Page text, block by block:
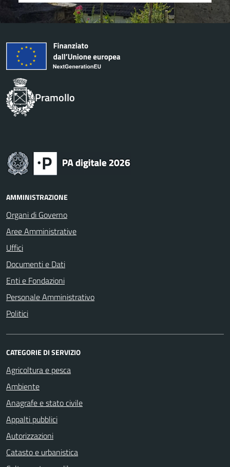
Pramollo
AMMINISTRAZIONE
Organi di Governo
Aree Amministrative
Uffici
Documenti e Dati
Enti e Fondazioni
Personale Amministrativo
Politici
CATEGORIE DI SERVIZIO
Agricoltura e pesca
Ambiente
Anagrafe e stato civile
Appalti pubblici
Autorizzazioni
Catasto e urbanistica